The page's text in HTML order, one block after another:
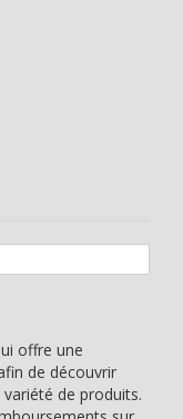
offre une
de découvrir
de produits.